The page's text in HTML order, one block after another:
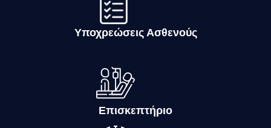
Υποχρεώσεις Ασθενούς
Επισκεπτήριο